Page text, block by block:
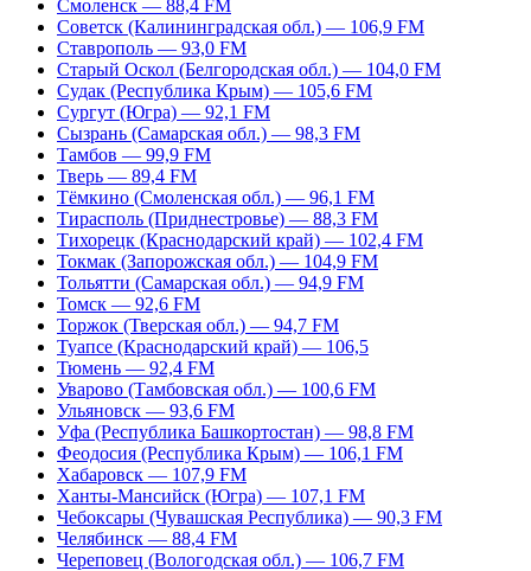
Смоленск — 88,4 FM
Советск (Калининградская обл.) — 106,9 FM
Ставрополь — 93,0 FM
Старый Оскол (Белгородская обл.) — 104,0 FM
Судак (Республика Крым) — 105,6 FM
Сургут (Югра) — 92,1 FM
Сызрань (Самарская обл.) — 98,3 FM
Тамбов — 99,9 FM
Тверь — 89,4 FM
Тёмкино (Смоленская обл.) — 96,1 FM
Тирасполь (Приднестровье) — 88,3 FM
Тихорецк (Краснодарский край) — 102,4 FM
Токмак (Запорожская обл.) — 104,9 FM
Тольятти (Самарская обл.) — 94,9 FM
Томск — 92,6 FM
Торжок (Тверская обл.) — 94,7 FM
Туапсе (Краснодарский край) — 106,5
Тюмень — 92,4 FM
Уварово (Тамбовская обл.) — 100,6 FM
Ульяновск — 93,6 FM
Уфа (Республика Башкортостан) — 98,8 FM
Феодосия (Республика Крым) — 106,1 FM
Хабаровск — 107,9 FM
Ханты-Мансийск (Югра) — 107,1 FM
Чебоксары (Чувашская Республика) — 90,3 FM
Челябинск — 88,4 FM
Череповец (Вологодская обл.) — 106,7 FM